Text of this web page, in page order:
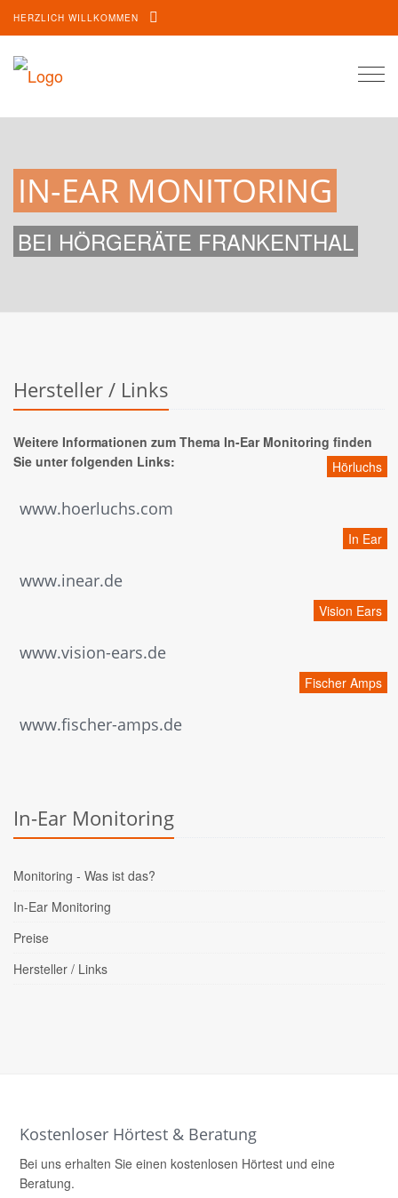
HERZLICH WILLKOMMEN
IN-EAR MONITORING
BEI HÖRGERÄTE FRANKENTHAL
Hersteller / Links
Weitere Informationen zum Thema In-Ear Monitoring finden
Sie unter folgenden Links:
Hörluchs
www.hoerluchs.com
In Ear
www.inear.de
Vision Ears
www.vision-ears.de
Fischer Amps
www.fischer-amps.de
In-Ear Monitoring
Monitoring - Was ist das?
In-Ear Monitoring
Preise
Hersteller / Links
Kostenloser Hörtest & Beratung
Bei uns erhalten Sie einen kostenlosen Hörtest und eine
Beratung.